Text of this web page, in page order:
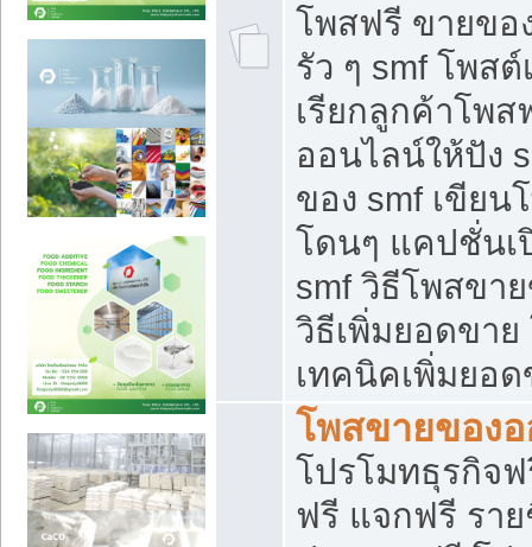
โพสฟรี ขายขอ
รัว ๆ smf โพส
เรียกลูกค้าโพส
ออนไลน์ให้ปัง
ของ smf เขียน
โดนๆ แคปชั่นเ
smf วิธีโพสขา
วิธีเพิ่มยอดขาย
เทคนิคเพิ่มยอด
โพสขายของ
โปรโมทธุรกิจ
ฟรี แจกฟรี ราย